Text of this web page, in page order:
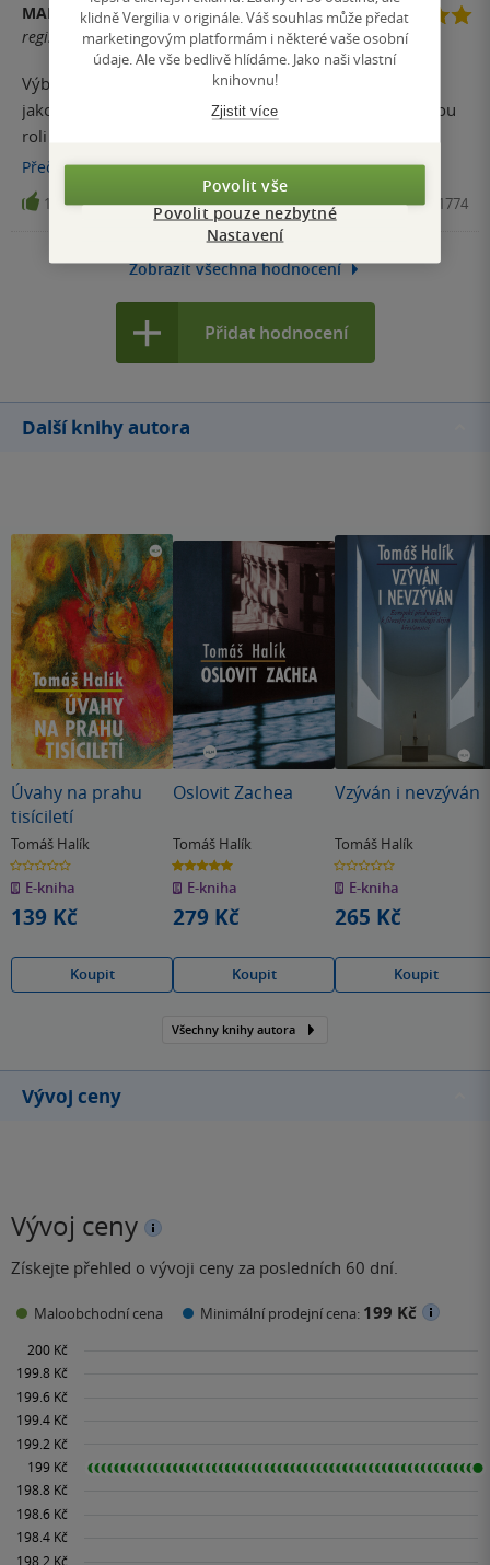
MARKÉTA
registrovaný uživatel
Výborná kniha, jejímž hlavním tématem je láska. Láska
jako jedna ze ctností. Jaké je evangelijní pojetí lásky, jakou
roli hraje v životě běžného člověka, ve vztahu k
bližnímu...milovat znamená říct ano životu...s láskou
souvisí odpuštění.
Přečístvíce
11 Kniha, Lidové noviny, 2012, 9788074221774
Zobrazit všechna hodnocení
Přidat hodnocení
Další knihy autora
Úvahy na prahu
tisíciletí
Tomáš Halík
0.0
z
5
hvězdiček
E-kniha
139 Kč
Koupit
Oslovit Zachea
Tomáš Halík
5.0
z
5
hvězdiček
E-kniha
279 Kč
Koupit
Vzýván i nevzýván
Tomáš Halík
0.0
z
5
hvězdiček
E-kniha
265 Kč
Koupit
Všechny knihy autora
Vývoj ceny
Vývoj ceny
Získejte přehled o vývoji ceny za posledních 60 dní.
Maloobchodní cena Minimální prodejní cena: 199 Kč
klidně Vergilia v originále. Váš souhlas může předat
marketingovým platformám i některé vaše osobní
údaje. Ale vše bedlivě hlídáme. Jako naši vlastní
knihovnu!
Zjistit více
Povolit vše
Povolit pouze nezbytné
Nastavení